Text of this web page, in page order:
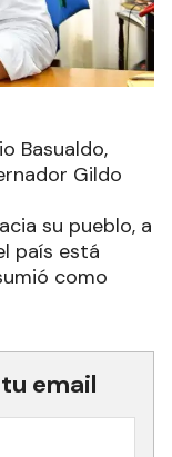
Basualdo,
Gildo
su pueblo, a
país está
como
email